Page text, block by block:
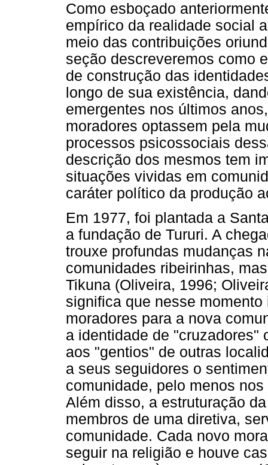
Como esboçado
empírico da realidade social
meio das contribuições
seção descreveremos como
de construção das
longo de sua existência,
emergentes nos últimos
moradores optassem pela
processos psicossociais
descrição dos mesmos tem
situações vividas em
caráter político da produção
Em 1977, foi plantada a
a fundação de Tururi. A
trouxe profundas mudanças
comunidades ribeirinhas,
Tikuna (Oliveira, 1996;
significa que nesse
moradores para a nova
a identidade de "cruzadores"
aos "gentios" de outras
a seus seguidores o
comunidade, pelo menos
Além disso, a estruturação
membros de uma diretiva,
comunidade. Cada novo
seguir na religião e houve